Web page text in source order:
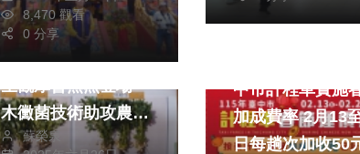
祈安醮會
8,470 觀看
0 分享
綜合
（有影片）／雲林花
生觀摩會熱烈登場
木黴菌技術助攻農業
永續蘇榮泉
中市計程車實施
加成費率 2月13至22
日每趟次加收50